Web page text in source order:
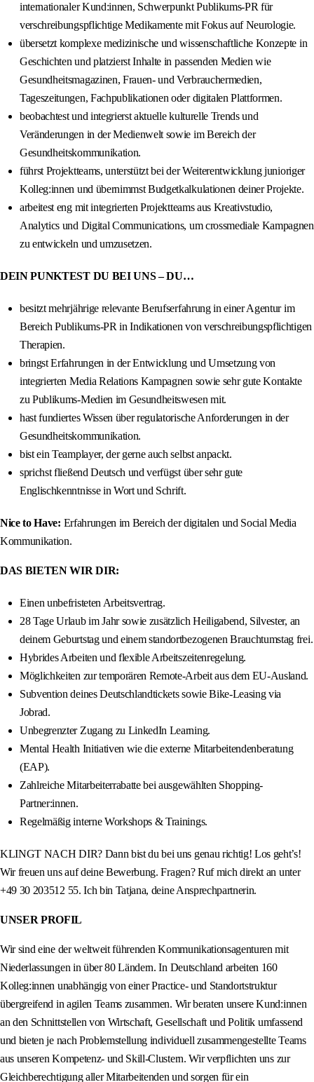
internationaler Kund:innen, Schwerpunkt Publikums-PR für
verschreibungspflichtige Medikamente mit Fokus auf Neurologie.
übersetzt komplexe medizinische und wissenschaftliche Konzepte in
Geschichten und platzierst Inhalte in passenden Medien wie
Gesundheitsmagazinen, Frauen- und Verbrauchermedien,
Tageszeitungen, Fachpublikationen oder digitalen Plattformen.
beobachtest und integrierst aktuelle kulturelle Trends und
Veränderungen in der Medienwelt sowie im Bereich der
Gesundheitskommunikation.
führst Projektteams, unterstützt bei der Weiterentwicklung junioriger
Kolleg:innen und übernimmst Budgetkalkulationen deiner Projekte.
arbeitest eng mit integrierten Projektteams aus Kreativstudio,
Analytics und Digital Communications, um crossmediale Kampagnen
zu entwickeln und umzusetzen.
DEIN PUNKTEST DU BEI UNS – DU…
besitzt mehrjährige relevante Berufserfahrung in einer Agentur im
Bereich Publikums-PR in Indikationen von verschreibungspflichtigen
Therapien.
bringst Erfahrungen in der Entwicklung und Umsetzung von
integrierten Media Relations Kampagnen sowie sehr gute Kontakte
zu Publikums-Medien im Gesundheitswesen mit.
hast fundiertes Wissen über regulatorische Anforderungen in der
Gesundheitskommunikation.
bist ein Teamplayer, der gerne auch selbst anpackt.
sprichst fließend Deutsch und verfügst über sehr gute
Englischkenntnisse in Wort und Schrift.
Nice to Have: Erfahrungen im Bereich der digitalen und Social Media
Kommunikation.
DAS BIETEN WIR DIR:
Einen unbefristeten Arbeitsvertrag.
28 Tage Urlaub im Jahr sowie zusätzlich Heiligabend, Silvester, an
deinem Geburtstag und einem standortbezogenen Brauchtumstag frei.
Hybrides Arbeiten und flexible Arbeitszeitenregelung.
Möglichkeiten zur temporären Remote-Arbeit aus dem EU-Ausland.
Subvention deines Deutschlandtickets sowie Bike-Leasing via
Jobrad.
Unbegrenzter Zugang zu LinkedIn Learning.
Mental Health Initiativen wie die externe Mitarbeitendenberatung
(EAP).
Zahlreiche Mitarbeiterrabatte bei ausgewählten Shopping-
Partner:innen.
Regelmäßig interne Workshops & Trainings.
KLINGT NACH DIR? Dann bist du bei uns genau richtig! Los geht’s!
Wir freuen uns auf deine Bewerbung. Fragen? Ruf mich direkt an unter
+49 30 203512 55. Ich bin Tatjana, deine Ansprechpartnerin.
UNSER PROFIL
Wir sind eine der weltweit führenden Kommunikationsagenturen mit
Niederlassungen in über 80 Ländern. In Deutschland arbeiten 160
Kolleg:innen unabhängig von einer Practice- und Standortstruktur
übergreifend in agilen Teams zusammen. Wir beraten unsere Kund:innen
an den Schnittstellen von Wirtschaft, Gesellschaft und Politik umfassend
und bieten je nach Problemstellung individuell zusammengestellte Teams
aus unseren Kompetenz- und Skill-Clustern. Wir verpflichten uns zur
Gleichberechtigung aller Mitarbeitenden und sorgen für ein